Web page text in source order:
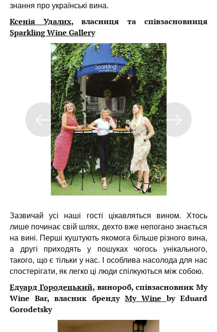
знання про українські вина.
Ксенія Удалих, власниця та співзасновниця
Sparkling Wine Gallery
Зазвичай усі наші гості цікавляться вином. Хтось
лише починає свій шлях, дехто вже непогано знається
на вині. Перші куштують якомога більше різного вина,
а другі приходять у пошуках чогось унікального,
такого, що є тільки у нас. І особлива насолода для нас
спостерігати, як легко ці люди спілкуються між собою.
Едуард Городецький, винороб, співзасновник My
Wine Bar, власник бренду My Wineby Eduard
Gorodetsky